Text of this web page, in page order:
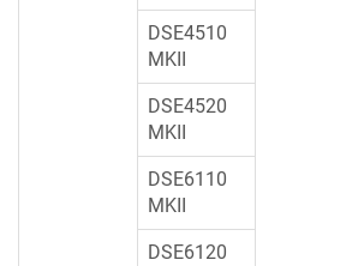
DSE4510
MKII
DSE4520
MKII
DSE6110
MKII
DSE6120